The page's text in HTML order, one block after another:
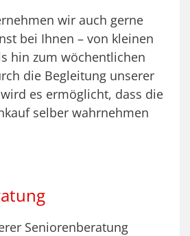
wir auch gerne
bei Ihnen – von kleinen
hin zum wöchentlichen
die Begleitung unserer
es ermöglicht, dass die
selber wahrnehmen
Seniorenberatung